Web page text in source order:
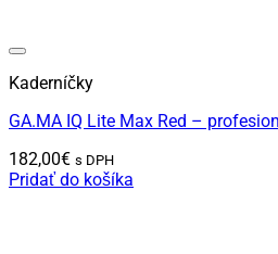
Kaderníčky
GA.MA IQ Lite Max Red –
182,00€ s DPH
Pridať do košíka